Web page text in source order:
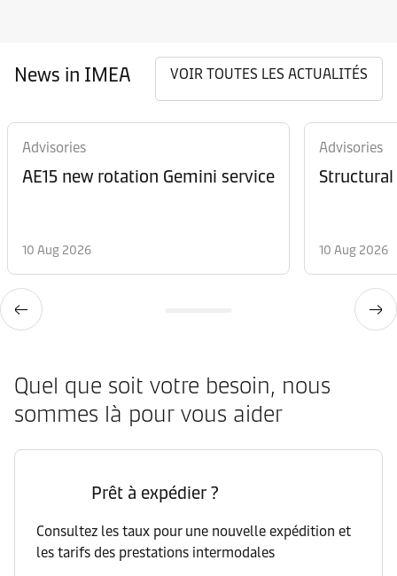
News in IMEA VOIR TOUTES LES ACTUALITÉS
Advisories
AE15 new rotation Gemini service
10 Aug 2026
Advisories
Structural
10 Aug 2026
Quel que soit votre besoin, nous
sommes là pour vous aider
Prêt à expédier ?
Consultez les taux pour une nouvelle expédition et
les tarifs des prestations intermodales